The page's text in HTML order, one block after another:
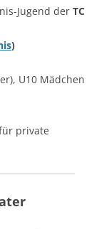
Jugend der TC
)
U10 Mädchen
private